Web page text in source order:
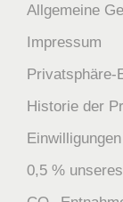
Allgemeine
Impressum
Privatsphäre-
Historie der
0,5 %